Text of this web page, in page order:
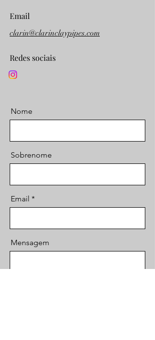
Email
clarin@clarinclaypipes.com
Redes sociais
Nome
Sobrenome
Email
Mensagem